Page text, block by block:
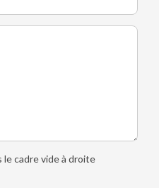
le cadre vide à droite